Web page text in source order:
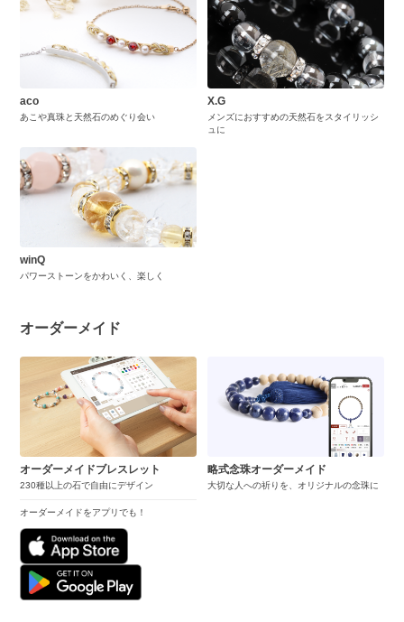
aco
あこや真珠と天然石のめぐり会い
X.G
メンズにおすすめの天然石をスタイリッシ
ュに
winQ
パワーストーンをかわいく、楽しく
オーダーメイド
オーダーメイドブレスレット
230種以上の石で自由にデザイン
オーダーメイドをアプリでも！
略式念珠オーダーメイド
大切な人への祈りを、オリジナルの念珠に